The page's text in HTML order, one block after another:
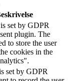
set by GDPR
plugin. The
to store the user
cookies in the
set by GDPR